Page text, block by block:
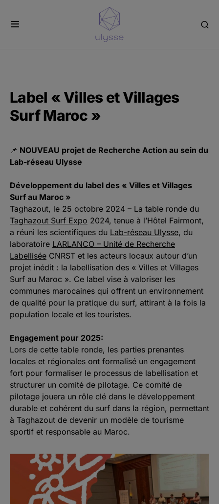
Panneau de gestion des cookies
Label « Villes et Villages
Surf Maroc »
📌 NOUVEAU projet de Recherche Action au sein du
Lab-réseau Ulysse
Développement du label des « Villes et Villages
Surf au Maroc »
Taghazout, le 25 octobre 2024 – La table ronde du
Taghazout Surf Expo 2024, tenue à l’Hôtel Fairmont,
a réuni les scientifiques du Lab-réseau Ulysse, du
laboratoire LARLANCO – Unité de Recherche
Labellisée CNRST et les acteurs locaux autour d’un
projet inédit : la labellisation des « Villes et Villages
Surf au Maroc ». Ce label vise à valoriser les
communes marocaines qui offrent un environnement
de qualité pour la pratique du surf, attirant à la fois la
population locale et les touristes.
Engagement pour 2025:
Lors de cette table ronde, les parties prenantes
locales et régionales ont formalisé un engagement
fort pour formaliser le processus de labellisation et
structurer un comité de pilotage. Ce comité de
pilotage jouera un rôle clé dans le développement
durable et cohérent du surf dans la région, permettant
à Taghazout de devenir un modèle de tourisme
sportif et responsable au Maroc.